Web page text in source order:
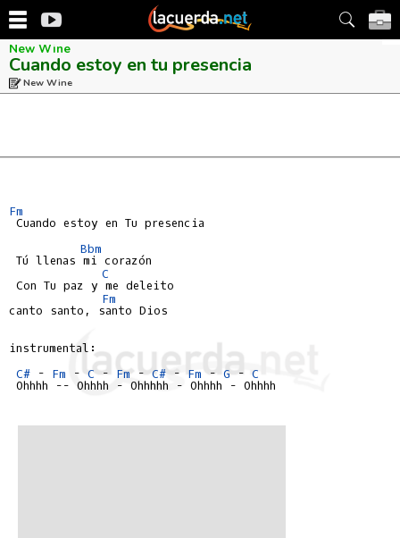
New Wine
Cuando estoy en tu presencia
New Wine
Fm
Cuando estoy en Tu presencia
Bbm
Tú llenas mi corazón
C
Con Tu paz y me deleito
Fm
canto santo, santo Dios
instrumental:
C# - Fm - C - Fm - C# - Fm - G - C
Ohhhh -- Ohhhh - Ohhhhh - Ohhhh - Ohhhh